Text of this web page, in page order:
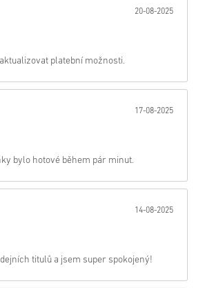
20-08-2025
platební možnosti.
17-08-2025
bylo hotové během pár minut.
14-08-2025
titulů a jsem super spokojený!